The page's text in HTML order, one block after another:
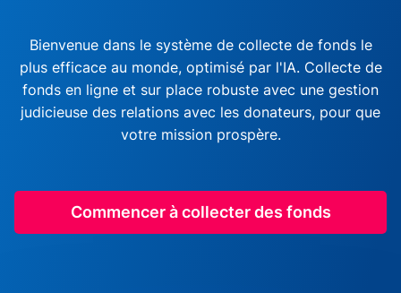
Bienvenue dans le système de collecte de fonds le
plus efficace au monde, optimisé par l'IA. Collecte de
fonds en ligne et sur place robuste avec une gestion
judicieuse des relations avec les donateurs, pour que
votre mission prospère.
Commencer à collecter des fonds